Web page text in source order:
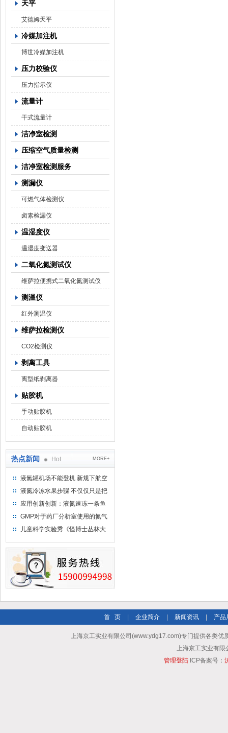
天平
艾德姆天平
冷媒加注机
博世冷媒加注机
压力校验仪
压力指示仪
流量计
干式流量计
洁净室检测
压缩空气质量检测
洁净室检测服务
测漏仪
可燃气体检测仪
卤素检漏仪
温湿度仪
温湿度变送器
二氧化氮测试仪
维萨拉便携式二氧化氮测试仪
测温仪
红外测温仪
维萨拉检测仪
CO2检测仪
剥离工具
离型纸剥离器
贴胶机
手动贴胶机
自动贴胶机
热点新闻 Hot MORE+
液氮罐机场不能登机 新规下航空
运输罐能否上飞机
液氮冷冻水果步骤 不仅仅只是把
水果扔到液氮中
应用创新创新：液氮速冻一条鱼
只需15分钟 保持活鲜一整年
GMP对于药厂分析室使用的氮气
钢瓶存放标准
儿童科学实验秀《怪博士丛林大
及
首 页 企业简介 新闻资讯 产品
上海京工实业有限公司(www.ydg17.com)专门提供各类优
上海京工实业有限
管理登陆ICP备案号：